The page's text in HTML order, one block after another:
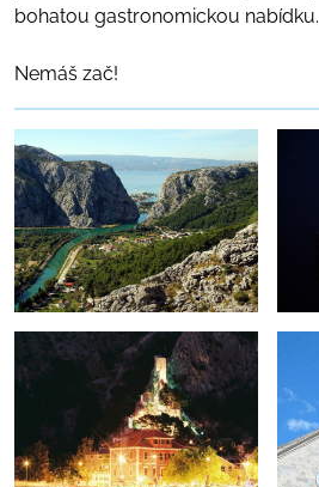
bohatou gastronomickou nabídku.
Nemáš zač!